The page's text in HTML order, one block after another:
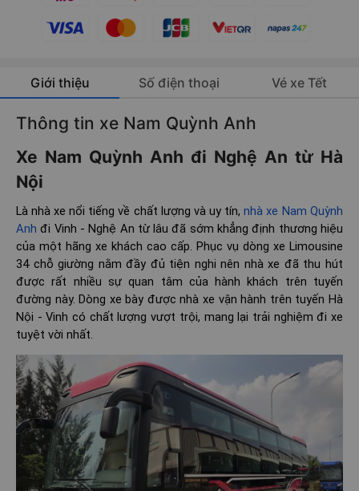
Giới thiệu Số điện thoại Vé xe Tết
Thông tin xe Nam Quỳnh Anh
Xe Nam Quỳnh Anh đi Nghệ An từ Hà
Nội
Là nhà xe nổi tiếng về chất lượng và uy tín, nhà xe Nam Quỳnh
Anh đi Vinh - Nghệ An từ lâu đã sớm khẳng định thương hiệu
của một hãng xe khách cao cấp. Phục vụ dòng xe Limousine
34 chỗ giường nằm đầy đủ tiện nghi nên nhà xe đã thu hút
được rất nhiều sự quan tâm của hành khách trên tuyến
đường này. Dòng xe bày được nhà xe vận hành trên tuyến Hà
Nội - Vinh có chất lượng vượt trội, mang lại trải nghiệm đi xe
tuyệt vời nhất.